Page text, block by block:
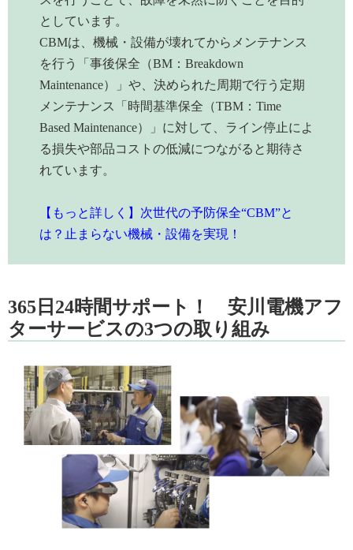
としています。
CBMは、機械・設備が壊れてからメンテナンス
を行う「事後保全（BM：Breakdown
Maintenance）」や、決められた周期で行う定期
メンテナンス「時間基準保全（TBM：Time
Based Maintenance）」に対して、ライン停止によ
る損失や部品コストの低減につながると期待さ
れています。
【もっと詳しく】次世代の予防保全“CBM”と
は？止まらない機械・設備を実現！
365日24時間サポート！ 安川電機アフ
ターサービスの3つの取り組み